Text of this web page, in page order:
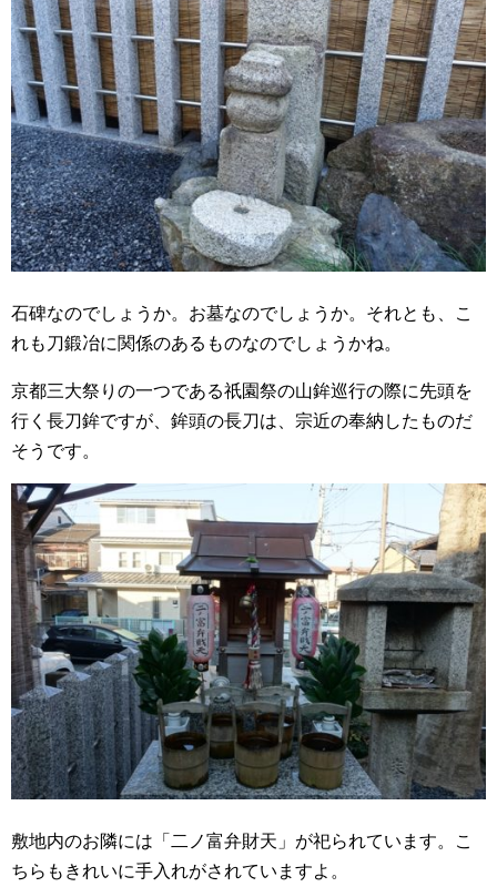
石碑なのでしょうか。お墓なのでしょうか。それとも、こ
れも刀鍛冶に関係のあるものなのでしょうかね。
京都三大祭りの一つである祇園祭の山鉾巡行の際に先頭を
行く長刀鉾ですが、鉾頭の長刀は、宗近の奉納したものだ
そうです。
敷地内のお隣には「二ノ富弁財天」が祀られています。こ
ちらもきれいに手入れがされていますよ。